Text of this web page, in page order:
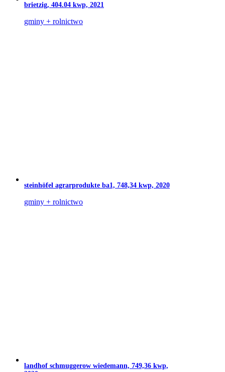
brietzig, 404.04 kwp, 2021
gminy + rolnictwo
steinhöfel agrarprodukte ba1, 748,34 kwp, 2020
gminy + rolnictwo
landhof schmuggerow wiedemann, 749,36 kwp,